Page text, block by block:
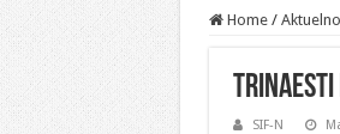
Home / Aktuelno
SIF-N